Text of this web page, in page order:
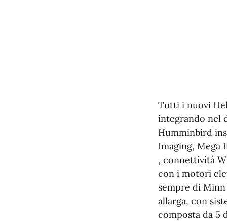
Tutti i nuovi
integrando nel
Humminbird
Imaging, Mega
, connettività
con i motori
sempre di
allarga, con
composta da 5